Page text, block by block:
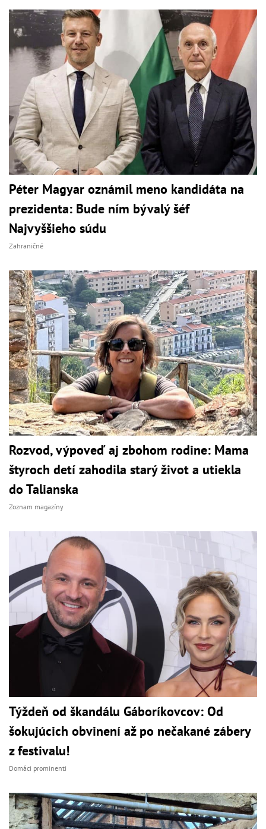
Péter Magyar oznámil meno kandidáta na
prezidenta: Bude ním bývalý šéf
Najvyššieho súdu
Zahraničné
Rozvod, výpoveď aj zbohom rodine: Mama
štyroch detí zahodila starý život a utiekla
do Talianska
Zoznam magazíny
Týždeň od škandálu Gáboríkovcov: Od
šokujúcich obvinení až po nečakané zábery
z festivalu!
Domáci prominenti